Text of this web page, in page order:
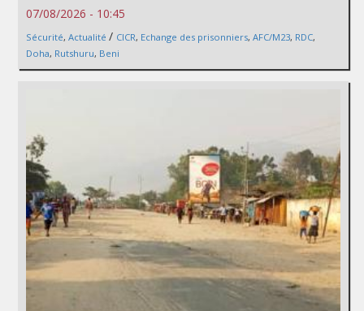
07/08/2026 - 10:45
Sécurité, Actualité / CICR, Echange des prisonniers, AFC/M23, RDC,
Doha, Rutshuru, Beni